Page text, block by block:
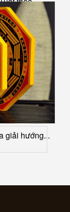
giải hướng...